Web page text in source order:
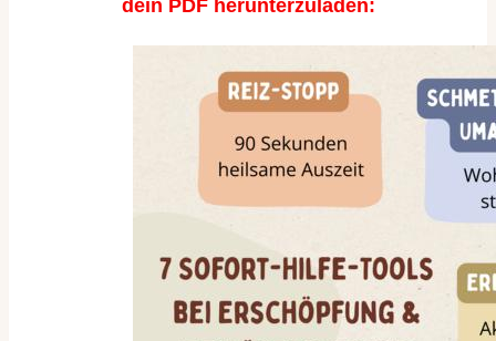
dein PDF herunterzuladen: